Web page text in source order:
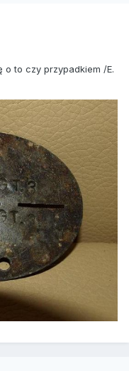
o to czy przypadkiem /E.